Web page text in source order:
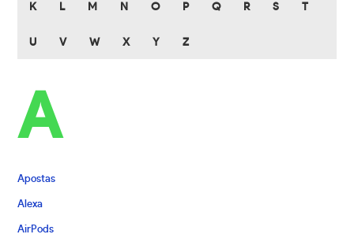
K L M N O P Q R S T
U V W X Y Z
A
Apostas
Alexa
AirPods